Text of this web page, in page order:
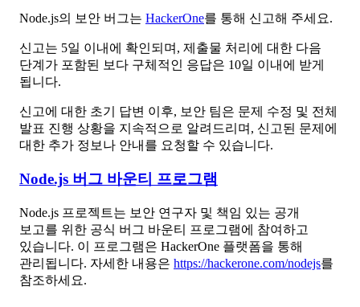
Node.js의 보안 버그는 HackerOne를 통해 신고해 주세요.
신고는 5일 이내에 확인되며, 제출물 처리에 대한 다음
단계가 포함된 보다 구체적인 응답은 10일 이내에 받게
됩니다.
신고에 대한 초기 답변 이후, 보안 팀은 문제 수정 및 전체
발표 진행 상황을 지속적으로 알려드리며, 신고된 문제에
대한 추가 정보나 안내를 요청할 수 있습니다.
Node.js 버그 바운티 프로그램
Node.js 프로젝트는 보안 연구자 및 책임 있는 공개
보고를 위한 공식 버그 바운티 프로그램에 참여하고
있습니다. 이 프로그램은 HackerOne 플랫폼을 통해
관리됩니다. 자세한 내용은 https://hackerone.com/nodejs를
참조하세요.